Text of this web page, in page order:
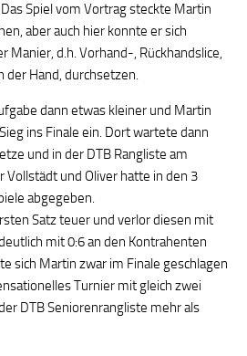
Spiel vom Vortrag steckte Martin
aber auch hier konnte er sich
Manier, d.h. Vorhand-, Rückhandslice,
der Hand, durchsetzen.
dann etwas kleiner und Martin
ins Finale ein. Dort wartete dann
und in der DTB Rangliste am
Vollstädt und Oliver hatte in den 3
abgegeben.
Satz teuer und verlor diesen mit
mit 0:6 an den Kontrahenten
sich Martin zwar im Finale geschlagen
Turnier mit gleich zwei
DTB Seniorenrangliste mehr als